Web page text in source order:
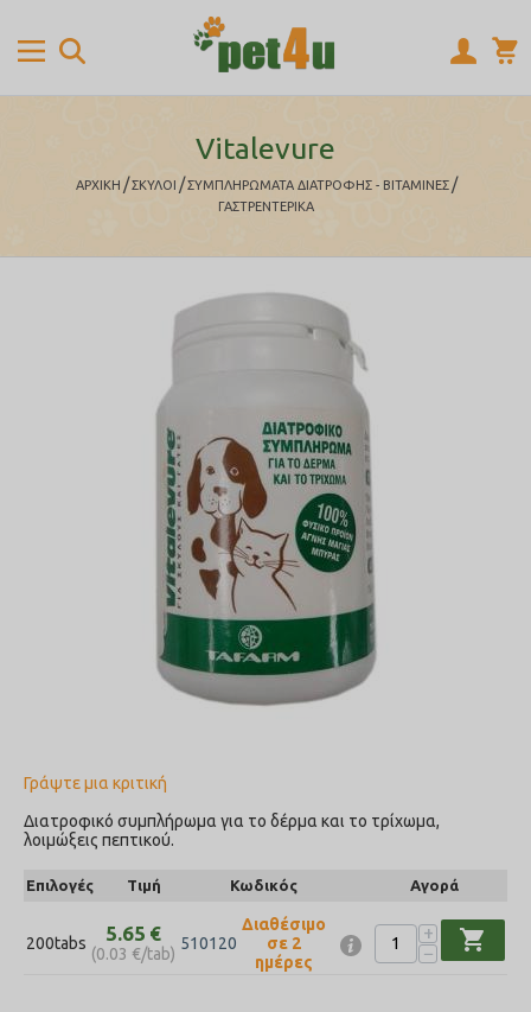
Vitalevure
ΑΡΧΙΚΉ /ΣΚΥΛΟΙ /ΣΥΜΠΛΗΡΩΜΑΤΑ ΔΙΑΤΡΟΦΗΣ - ΒΙΤΑΜΙΝΕΣ /
ΓΑΣΤΡΕΝΤΕΡΙΚΑ
Γράψτε μια κριτική
Διατροφικό συμπλήρωμα για το δέρμα και το τρίχωμα,
λοιμώξεις πεπτικού.
Επιλογές Τιμή Κωδικός Αγορά
200tabs 5.65 €
(0.03 €/tab)
510120
Διαθέσιμο
σε 2
ημέρες
+
−
shopping_cart